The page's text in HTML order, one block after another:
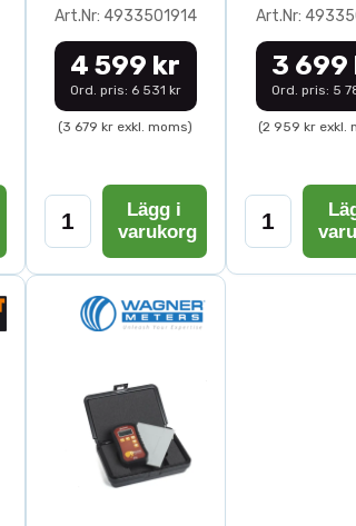
Art.Nr: 4933501914
4 599 kr
Ord. pris: 6 531 kr
(3 679 kr exkl. moms)
Lägg i
varukorg
Art.Nr:
3 699
Ord. pris: 5
(2 959 kr exkl.